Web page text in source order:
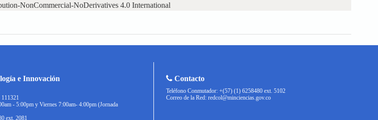
NonCommercial-NoDerivatives 4.0 International
e Innovación
- 5:00pm y Viernes 7:00am- 4:00pm (Jornada
ext. 2081
Contacto
Teléfono Conmutador: +(57) (1) 6258480 ext. 5102
Correo de la Red: redcol@minciencias.gov.co